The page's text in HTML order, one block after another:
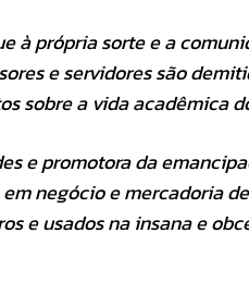
à própria sorte e a
e servidores são
sobre a vida acadêmica
e promotora da
negócio e mercadoria
e usados na insana e